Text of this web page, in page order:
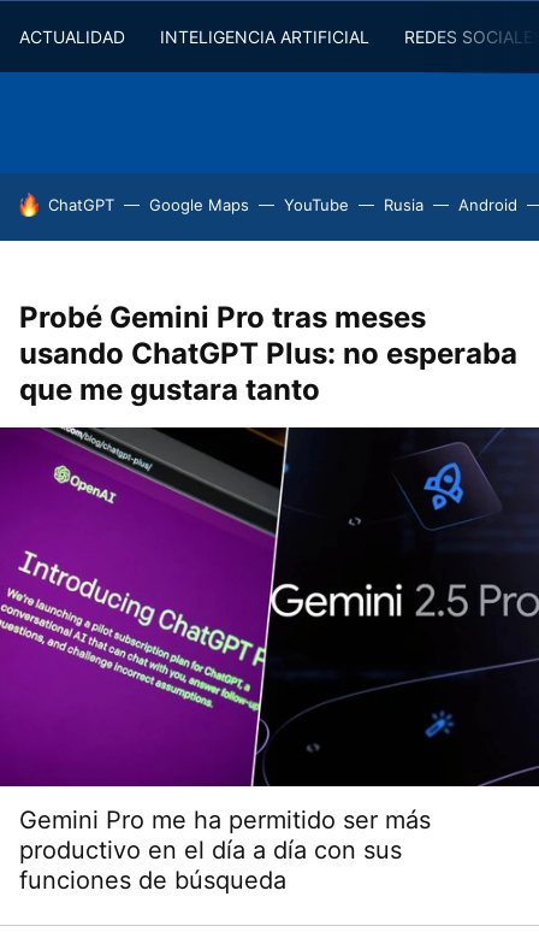
ACTUALIDAD INTELIGENCIA ARTIFICIAL REDES
HOY SE HABLA DE
ChatGPT Google Maps YouTube Rusia Android
Probé Gemini Pro tras meses
usando ChatGPT Plus: no esperaba
que me gustara tanto
Gemini Pro me ha permitido ser más
productivo en el día a día con sus
funciones de búsqueda